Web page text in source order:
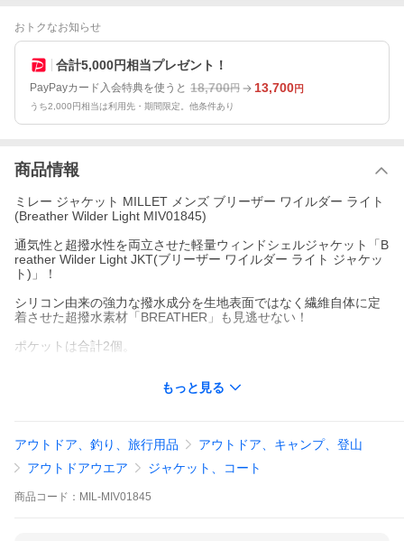
おトクなお知らせ
合計5,000円相当プレゼント！
PayPayカード入会特典を使うと 18,700円 13,700円
うち2,000円相当は利用先・期間限定。他条件あり
商品情報
ミレー ジャケット MILLET メンズ ブリーザー ワイルダー ライト
(Breather Wilder Light MIV01845)
通気性と超撥水性を両立させた軽量ウィンドシェルジャケット「B
reather Wilder Light JKT(ブリーザー ワイルダー ライト ジャケッ
ト)」！
シリコン由来の強力な撥水成分を生地表面ではなく繊維自体に定
着させた超撥水素材「BREATHER」も見逃せない！
ポケットは合計2個。
BREATHER TASLAN SDWR(ナイロン100％)
使用
・多少の雨にも対応できる撥水性で、急な気候の変化にも対応
・バラクラーバタイプのフレキシブルフィットのフード
・ハーネスに干渉しないハイポジションのサイドジップポケット
・左ポケットに収納可能
もっと見る
アウトドア、釣り、旅行用品
アウトドア、キャンプ、登山
アウトドアウエア
ジャケット、コート
商品 コード： MIL-MIV01845